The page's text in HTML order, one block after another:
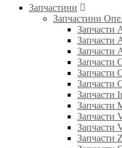
Запчастини
Запчастини
Запчасти
Запчасти
Запчасти
Запчасти
Запчасти
Запчасти
Запчасти
Запчасти
Запчасти
Запчасти
Запчасти